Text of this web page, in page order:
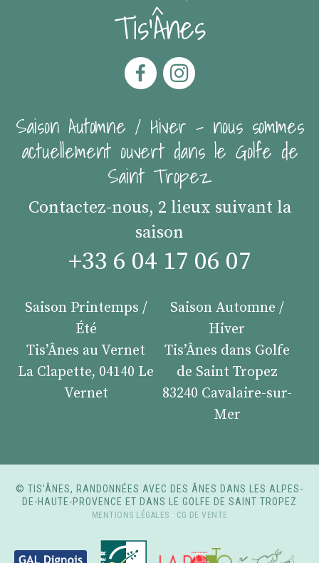
Tis'Ânes
Saison Automne / Hiver - nous sommes
actuellement ouvert dans le Golfe de
Saint Tropez
Contactez-nous, 2 lieux suivant la
saison
+33 6 04 17 06 07
Saison Printemps /
Été
Tis’Ânes au Vernet
La Clapette, 04140 Le
Vernet
Saison Automne /
Hiver
Tis’Ânes dans Golfe
de Saint Tropez
83240 Cavalaire-sur-
Mer
© TIS’ÂNES, RANDONNÉES AVEC DES ÂNES DANS LES ALPES-
DE-HAUTE-PROVENCE ET DANS LE GOLFE DE SAINT TROPEZ
MENTIONS LÉGALES - CG DE VENTE